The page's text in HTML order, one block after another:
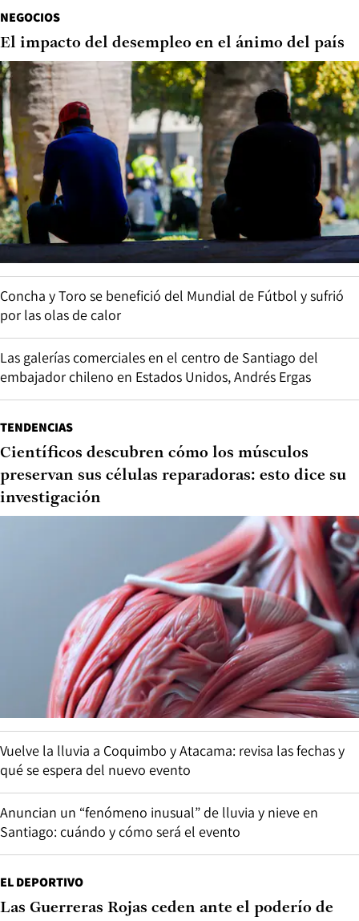
NEGOCIOS
El impacto del desempleo en el ánimo del país
Concha y Toro se benefició del Mundial de Fútbol y sufrió
por las olas de calor
Las galerías comerciales en el centro de Santiago del
embajador chileno en Estados Unidos, Andrés Ergas
TENDENCIAS
Científicos descubren cómo los músculos
preservan sus células reparadoras: esto dice su
investigación
Vuelve la lluvia a Coquimbo y Atacama: revisa las fechas y
qué se espera del nuevo evento
Anuncian un “fenómeno inusual” de lluvia y nieve en
Santiago: cuándo y cómo será el evento
EL DEPORTIVO
Las Guerreras Rojas ceden ante el poderío de